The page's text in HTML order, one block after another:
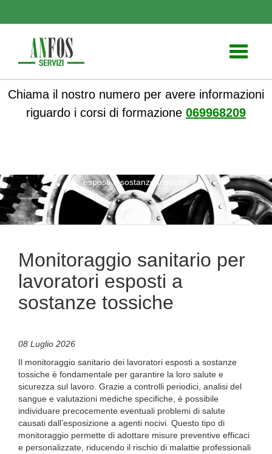
Toggle
Chiama il nostro numero per avere informazioni
riguardo i corsi di formazione 069968209
esposti a sostanze tossiche
Monitoraggio sanitario per
lavoratori esposti a
sostanze tossiche
08 Luglio 2026
Il monitoraggio sanitario dei lavoratori esposti a sostanze
tossiche è fondamentale per garantire la loro salute e
sicurezza sul lavoro. Grazie a controlli periodici, analisi del
sangue e valutazioni mediche specifiche, è possibile
individuare precocemente eventuali problemi di salute
causati dall’esposizione a agenti nocivi. Questo tipo di
monitoraggio permette di adottare misure preventive efficaci
e personalizzate, riducendo il rischio di malattie professionali